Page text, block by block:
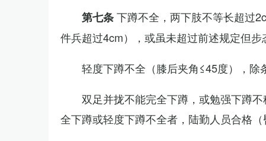
第七条下蹲不全，两下肢不等长超过
件兵超过4cm），或虽未超过前述规定但步
轻度下蹲不全（膝后夹角≤45度），除
双足并拢不能完全下蹲，或勉强下蹲
全下蹲或轻度下蹲不全者，陆勤人员合格